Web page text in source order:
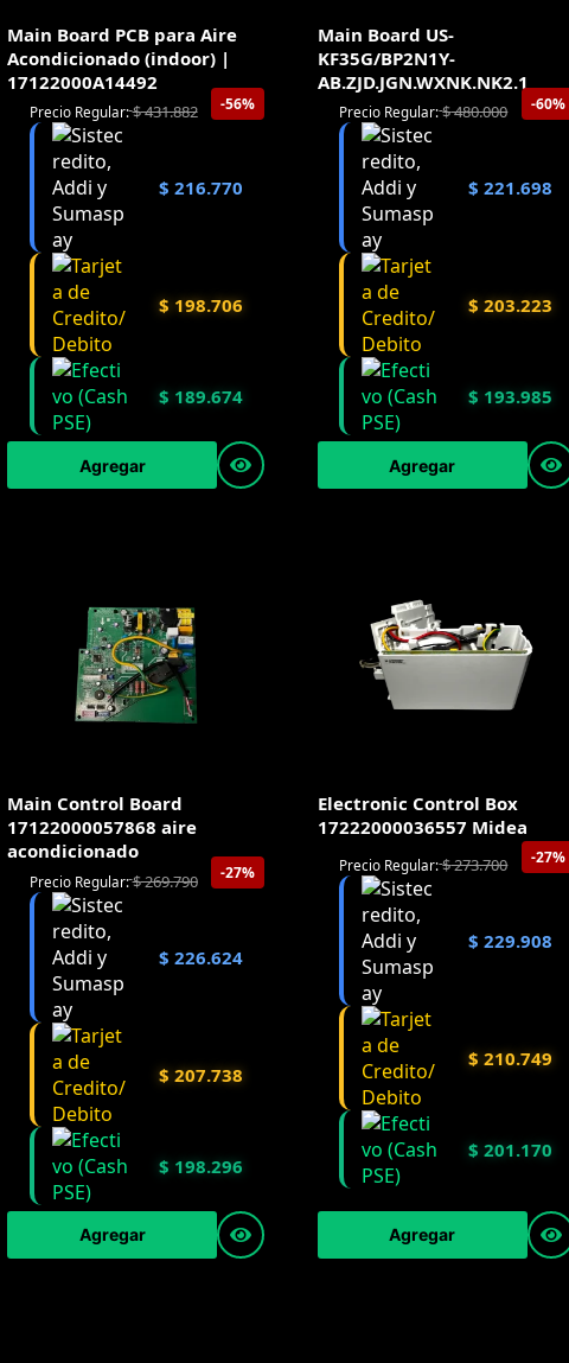
Main Board PCB para Aire
Acondicionado (indoor) |
17122000A14492
-56%
Precio Regular:$431.882
$ 216.770
$ 198.706
$ 189.674
Agregar
Main Board US-
KF35G/BP2N1Y-
AB.ZJD.JGN.WXNK.NK2.1
-60%
Precio Regular:$480.000
$ 221.698
$ 203.223
$ 193.985
Agregar
Main Control Board
17122000057868 aire
acondicionado
-27%
Precio Regular:$269.790
$ 226.624
$ 207.738
$ 198.296
Agregar
Electronic Control Box
17222000036557 Midea
-27%
Precio Regular:$273.700
$ 229.908
$ 210.749
$ 201.170
Agregar